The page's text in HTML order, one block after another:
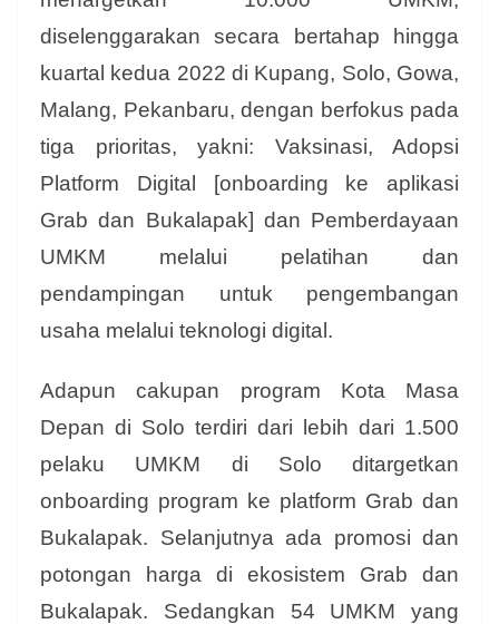
diselenggarakan secara bertahap hingga
kuartal kedua 2022 di Kupang, Solo, Gowa,
Malang, Pekanbaru, dengan berfokus pada
tiga prioritas, yakni: Vaksinasi, Adopsi
Platform Digital [onboarding ke aplikasi
Grab dan Bukalapak] dan Pemberdayaan
UMKM melalui pelatihan dan
pendampingan untuk pengembangan
usaha melalui teknologi digital.
Adapun cakupan program Kota Masa
Depan di Solo terdiri dari lebih dari 1.500
pelaku UMKM di Solo ditargetkan
onboarding program ke platform Grab dan
Bukalapak. Selanjutnya ada promosi dan
potongan harga di ekosistem Grab dan
Bukalapak. Sedangkan 54 UMKM yang